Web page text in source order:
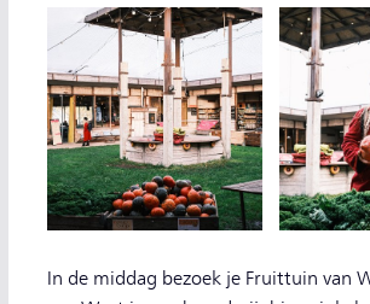
In de middag bezoek je Fruittuin van